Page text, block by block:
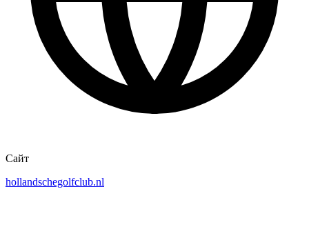
Сайт
hollandschegolfclub.nl